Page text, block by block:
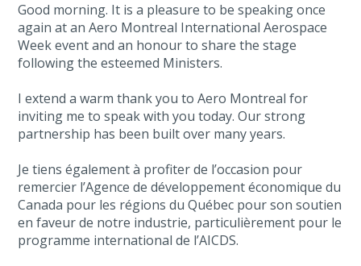
Good morning. It is a pleasure to be speaking once
again at an Aero Montreal International Aerospace
Week event and an honour to share the stage
following the esteemed Ministers.
I extend a warm thank you to Aero Montreal for
inviting me to speak with you today. Our strong
partnership has been built over many years.
Je tiens également à profiter de l’occasion pour
remercier l’Agence de développement économique du
Canada pour les régions du Québec pour son soutien
en faveur de notre industrie, particulièrement pour le
programme international de l’AICDS.